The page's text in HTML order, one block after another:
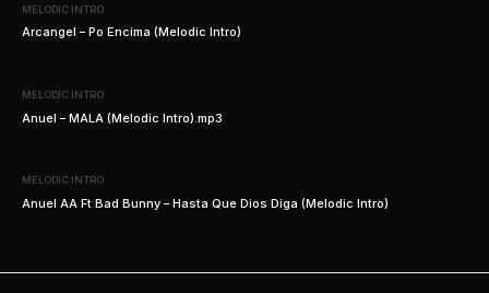
MELODIC INTRO
Arcangel – Po Encima (Melodic Intro)
MELODIC INTRO
Anuel – MALA (Melodic Intro).mp3
MELODIC INTRO
Anuel AA Ft Bad Bunny – Hasta Que Dios Diga (Melodic Intro)